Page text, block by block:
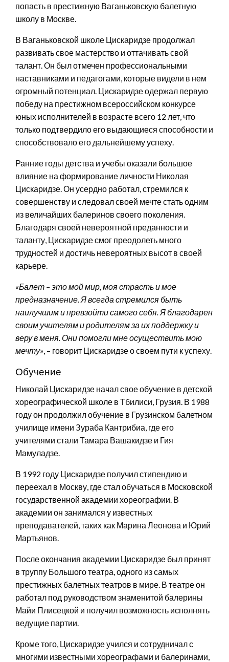
попасть в престижную Ваганьковскую балетную
школу в Москве.
В Ваганьковской школе Цискаридзе продолжал
развивать свое мастерство и оттачивать свой
талант. Он был отмечен профессиональными
наставниками и педагогами, которые видели в нем
огромный потенциал. Цискаридзе одержал первую
победу на престижном всероссийском конкурсе
юных исполнителей в возрасте всего 12 лет, что
только подтвердило его выдающиеся способности и
способствовало его дальнейшему успеху.
Ранние годы детства и учебы оказали большое
влияние на формирование личности Николая
Цискаридзе. Он усердно работал, стремился к
совершенству и следовал своей мечте стать одним
из величайших балеринов своего поколения.
Благодаря своей невероятной преданности и
таланту, Цискаридзе смог преодолеть много
трудностей и достичь невероятных высот в своей
карьере.
«Балет – это мой мир, моя страсть и мое
предназначение. Я всегда стремился быть
наилучшим и превзойти самого себя. Я благодарен
своим учителям и родителям за их поддержку и
веру в меня. Они помогли мне осуществить мою
мечту», – говорит Цискаридзе о своем пути к успеху.
Обучение
Николай Цискаридзе начал свое обучение в детской
хореографической школе в Тбилиси, Грузия. В 1988
году он продолжил обучение в Грузинском балетном
училище имени Зураба Кантрибиа, где его
учителями стали Тамара Вашакидзе и Гия
Мамуладзе.
В 1992 году Цискаридзе получил стипендию и
переехал в Москву, где стал обучаться в Московской
государственной академии хореографии. В
академии он занимался у известных
преподавателей, таких как Марина Леонова и Юрий
Мартьянов.
После окончания академии Цискаридзе был принят
в труппу Большого театра, одного из самых
престижных балетных театров в мире. В театре он
работал под руководством знаменитой балерины
Майи Плисецкой и получил возможность исполнять
ведущие партии.
Кроме того, Цискаридзе учился и сотрудничал с
многими известными хореографами и балеринами,